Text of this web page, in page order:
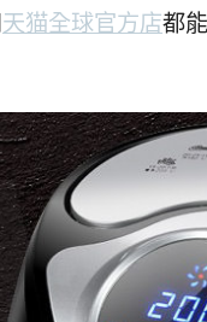
天猫全球官方店都